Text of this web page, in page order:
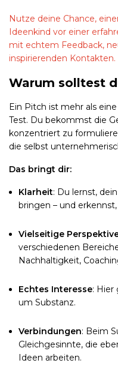
Nutze deine Chance,
Ideenkind vor einer
mit echtem Feedback,
inspirierenden Kontakten.
Warum solltest
Ein Pitch ist mehr als
Test. Du bekommst die
konzentriert zu
die selbst
Das bringt dir:
Klarheit: Du lernst,
bringen – und
Vielseitige
verschiedenen
Nachhaltigkeit,
Echtes Interesse: Hier
um Substanz.
Verbindungen: Beim
Gleichgesinnte, die
Ideen arbeiten.